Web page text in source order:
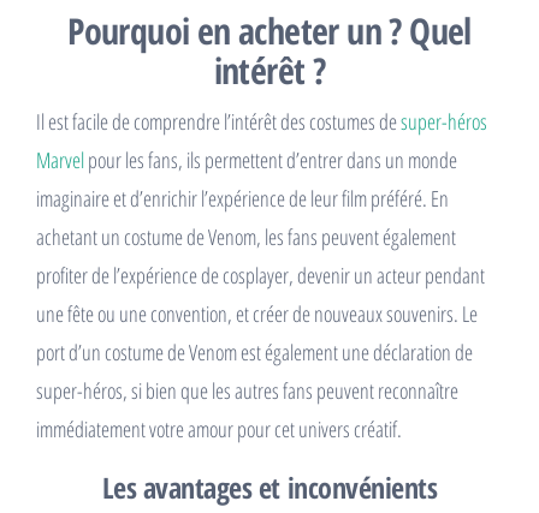
Pourquoi en acheter un ? Quel
intérêt ?
Il est facile de comprendre l’intérêt des costumes desuper-héros
Marvelpour les fans, ils permettent d’entrer dans un monde
imaginaire et d’enrichir l’expérience de leur film préféré. En
achetant un costume de Venom, les fans peuvent également
profiter de l’expérience de cosplayer, devenir un acteur pendant
une fête ou une convention, et créer de nouveaux souvenirs. Le
port d’un costume de Venom est également une déclaration de
super-héros, si bien que les autres fans peuvent reconnaître
immédiatement votre amour pour cet univers créatif.
Les avantages et inconvénients